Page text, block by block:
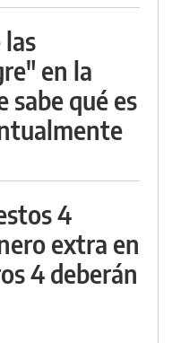
en la
sabe qué es
4
extra en
4 deberán